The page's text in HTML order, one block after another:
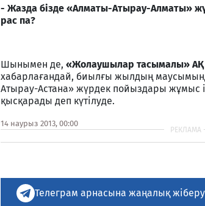
- Жазда бізде «Алматы-Атырау-Алматы»
рас па?
Шынымен де, «Жолаушылар тасымалы» АҚ
хабарлағандай, биылғы жылдың
Атырау-Астана» жүрдек пойыздары жұмыс
қысқарады деп күтілуде.
14 наурыз 2013, 00:00
Телеграм арнасына жаңалық жіберу